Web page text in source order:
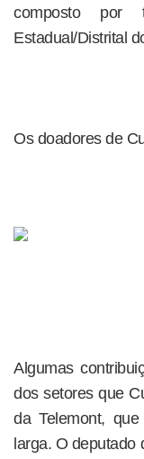
composto por
Estadual/Distrital
Os doadores de
Algumas
dos setores que
da Telemont,
larga. O